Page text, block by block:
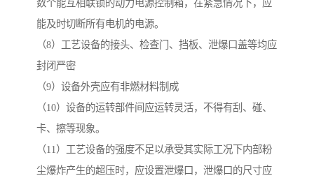
数个能互相联锁的动力电源控制箱，在紧急情况下，应
能及时切断所有电机的电源。
（8）工艺设备的接头、检查门、挡板、泄爆口盖等均应
封闭严密
（9）设备外壳应有非燃材料制成
（10）设备的运转部件间应运转灵活，不得有刮、碰、
卡、擦等现象。
（11）工艺设备的强度不足以承受其实际工况下内部粉
尘爆炸产生的超压时，应设置泄爆口，泄爆口的尺寸应